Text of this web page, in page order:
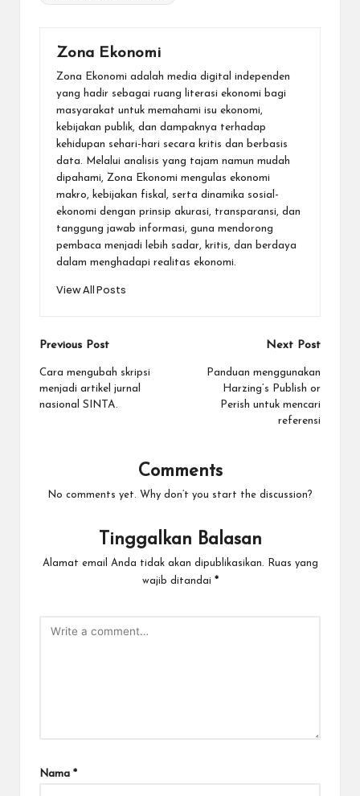
Zona Ekonomi
Zona Ekonomi adalah media digital independen
yang hadir sebagai ruang literasi ekonomi bagi
masyarakat untuk memahami isu ekonomi,
kebijakan publik, dan dampaknya terhadap
kehidupan sehari-hari secara kritis dan berbasis
data. Melalui analisis yang tajam namun mudah
dipahami, Zona Ekonomi mengulas ekonomi
makro, kebijakan fiskal, serta dinamika sosial-
ekonomi dengan prinsip akurasi, transparansi, dan
tanggung jawab informasi, guna mendorong
pembaca menjadi lebih sadar, kritis, dan berdaya
dalam menghadapi realitas ekonomi.
View All Posts
Post
navigation
Previous Post
Cara mengubah skripsi
menjadi artikel jurnal
nasional SINTA.
Next Post
Panduan menggunakan
Harzing’s Publish or
Perish untuk mencari
referensi
Comments
No comments yet. Why don’t you start the discussion?
Tinggalkan Balasan
Alamat email Anda tidak akan dipublikasikan.
Ruas yang
wajib ditandai *
Nama *